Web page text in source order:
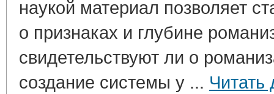
наукой материал позволяет
о признаках и глубине
свидетельствуют ли о
создание системы у ... Читать